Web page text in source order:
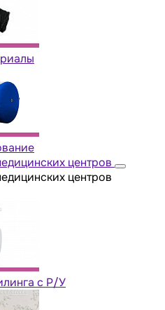
центров
центров
с Р/У